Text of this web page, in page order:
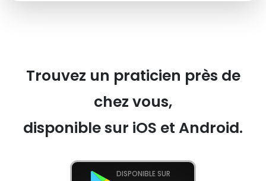
Trouvez un praticien près de
chez vous,
disponible sur iOS et Android.
DISPONIBLE SUR